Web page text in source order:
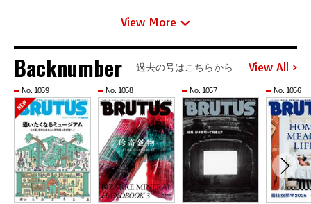
View More
Backnumber 過去の号はこちらから View All
No. 1059 No. 1058 No. 1057 No. 1056